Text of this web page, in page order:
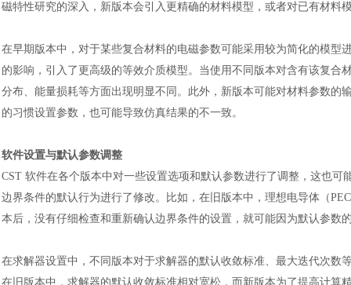
磁特性研究的深入，新版本会引入更精确的材料模型，或者对已有材料
在早期版本中，对于某些复合材料的电磁参数可能采用较为简化的模
的影响，引入了更高级的等效介质模型。当使用不同版本对含有该复
分布、能量损耗等方面出现明显不同。此外，新版本可能对材料参数
的习惯设置参数，也可能导致仿真结果的不一致。
软件设置与默认参数调整
CST 软件在各个版本中对一些设置选项和默认参数进行了调整，这也
边界条件的默认行为进行了修改。比如，在旧版本中，理想电导体（
本后，没有仔细检查和重新确认边界条件的设置，就可能因为默认参数
在求解器设置中，不同版本对于求解器的默认收敛标准、最大迭代次
在旧版本中，求解器的默认收敛标准相对宽松，而新版本为了提高计